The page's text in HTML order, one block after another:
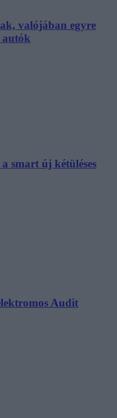
valójában egyre
autók
smart új kétüléses
Audit